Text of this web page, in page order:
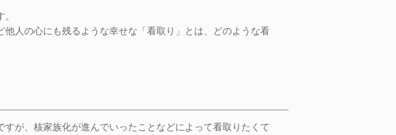
人の心にも残るような幸せな「看取り」とは、どのような看
が、核家族化が進んでいったことなどによって看取りたくて